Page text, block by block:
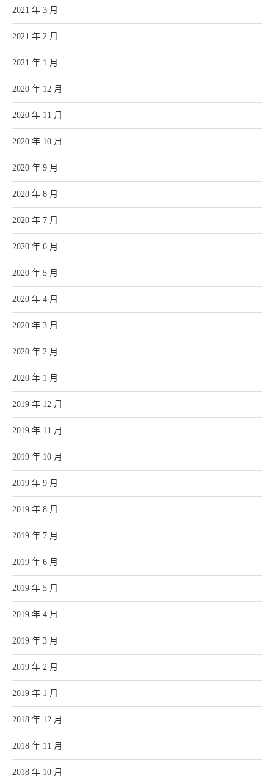
2021 年 3 月
2021 年 2 月
2021 年 1 月
2020 年 12 月
2020 年 11 月
2020 年 10 月
2020 年 9 月
2020 年 8 月
2020 年 7 月
2020 年 6 月
2020 年 5 月
2020 年 4 月
2020 年 3 月
2020 年 2 月
2020 年 1 月
2019 年 12 月
2019 年 11 月
2019 年 10 月
2019 年 9 月
2019 年 8 月
2019 年 7 月
2019 年 6 月
2019 年 5 月
2019 年 4 月
2019 年 3 月
2019 年 2 月
2019 年 1 月
2018 年 12 月
2018 年 11 月
2018 年 10 月